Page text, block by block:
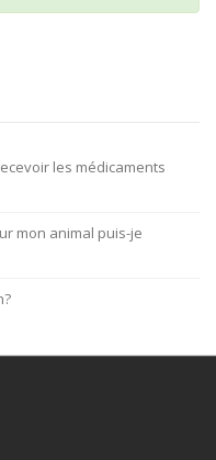
les médicaments
mon animal puis-je